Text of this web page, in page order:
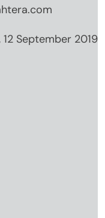
12 September 2019